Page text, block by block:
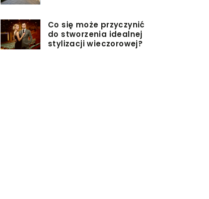
Co się może przyczynić
do stworzenia idealnej
stylizacji wieczorowej?